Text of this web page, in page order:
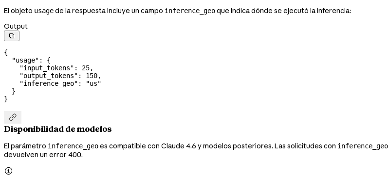
El objeto usagede la respuesta incluye un campo inference_geoque indica dónde se ejecutó la inferencia:
Output

{
  "usage"
: {
    "input_tokens"
: 25,
    "output_tokens"
: 150,
    "inference_geo"
:
"us"
  }
}

Disponibilidad de modelos
El parámetro inference_geoes compatible con Claude 4.6 y modelos posteriores. Las solicitudes con inference_geo
devuelven un error 400.
